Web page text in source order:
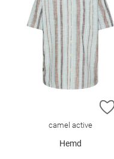
camel active
Hemd